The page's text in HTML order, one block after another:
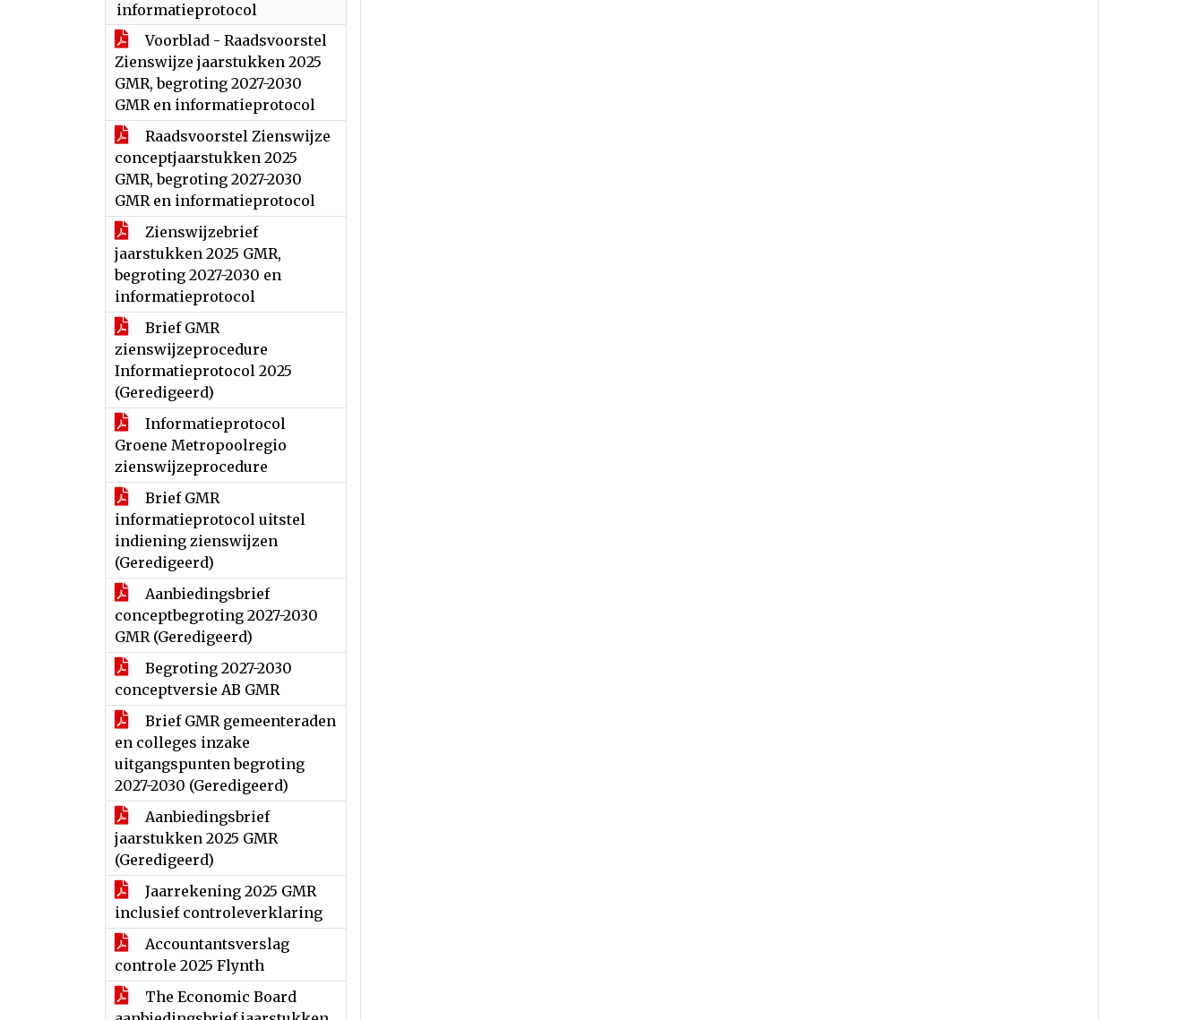
informatieprotocol
Voorblad - Raadsvoorstel
Zienswijze jaarstukken 2025
GMR, begroting 2027-2030
GMR en informatieprotocol
Raadsvoorstel Zienswijze
conceptjaarstukken 2025
GMR, begroting 2027-2030
GMR en informatieprotocol
Zienswijzebrief
jaarstukken 2025 GMR,
begroting 2027-2030 en
informatieprotocol
Brief GMR
zienswijzeprocedure
Informatieprotocol 2025
(Geredigeerd)
Informatieprotocol
Groene Metropoolregio
zienswijzeprocedure
Brief GMR
informatieprotocol uitstel
indiening zienswijzen
(Geredigeerd)
Aanbiedingsbrief
conceptbegroting 2027-2030
GMR (Geredigeerd)
Begroting 2027-2030
conceptversie AB GMR
Brief GMR gemeenteraden
en colleges inzake
uitgangspunten begroting
2027-2030 (Geredigeerd)
Aanbiedingsbrief
jaarstukken 2025 GMR
(Geredigeerd)
Jaarrekening 2025 GMR
inclusief controleverklaring
Accountantsverslag
controle 2025 Flynth
The Economic Board